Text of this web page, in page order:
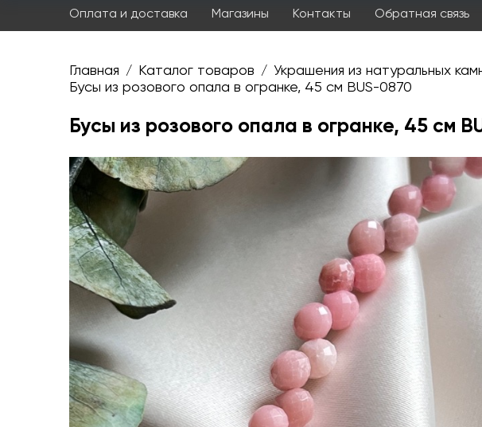
Оплата и доставка Магазины Контакты Обратная связь
Главная / Каталог товаров / Украшения из натуральных
Бусы из розового опала в огранке, 45 см BUS-0870
Бусы из розового опала в огранке, 45 см